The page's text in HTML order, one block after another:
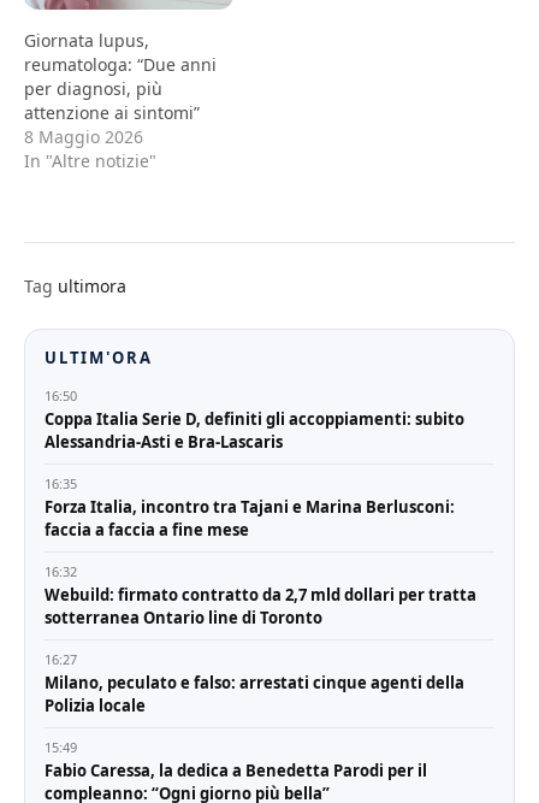
Giornata lupus,
reumatologa: “Due anni
per diagnosi, più
attenzione ai sintomi”
8 Maggio 2026
In "Altre notizie"
Tag ultimora
ULTIM'ORA
16:50
Coppa Italia Serie D, definiti gli accoppiamenti: subito
Alessandria-Asti e Bra-Lascaris
16:35
Forza Italia, incontro tra Tajani e Marina Berlusconi:
faccia a faccia a fine mese
16:32
Webuild: firmato contratto da 2,7 mld dollari per tratta
sotterranea Ontario line di Toronto
16:27
Milano, peculato e falso: arrestati cinque agenti della
Polizia locale
15:49
Fabio Caressa, la dedica a Benedetta Parodi per il
compleanno: “Ogni giorno più bella”